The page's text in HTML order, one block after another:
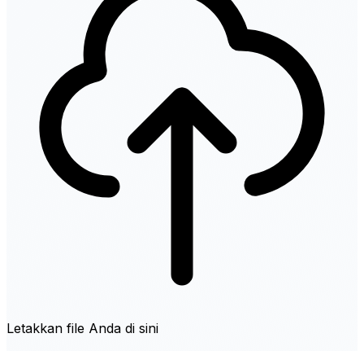
Letakkan file Anda di sini